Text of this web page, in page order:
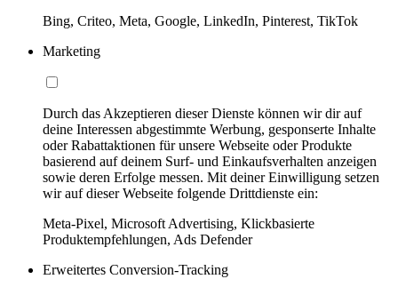
Bing, Criteo, Meta, Google, LinkedIn, Pinterest, TikTok
Marketing
Durch das Akzeptieren dieser Dienste können wir dir auf
deine Interessen abgestimmte Werbung, gesponserte Inhalte
oder Rabattaktionen für unsere Webseite oder Produkte
basierend auf deinem Surf- und Einkaufsverhalten anzeigen
sowie deren Erfolge messen. Mit deiner Einwilligung setzen
wir auf dieser Webseite folgende Drittdienste ein:
Meta-Pixel, Microsoft Advertising, Klickbasierte
Produktempfehlungen, Ads Defender
Erweitertes Conversion-Tracking